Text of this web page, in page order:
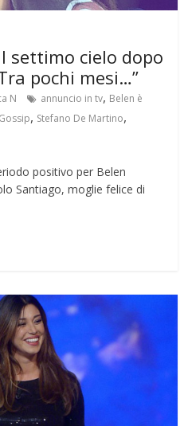
settimo cielo dopo
pochi mesi…”
N annuncio in tv, Belen è
, Stefano De Martino,
positivo per Belen
Santiago, moglie felice di